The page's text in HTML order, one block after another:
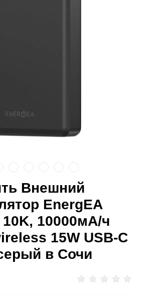
Внешний
EnergEA
10000мА/ч
15W USB-C
в Сочи